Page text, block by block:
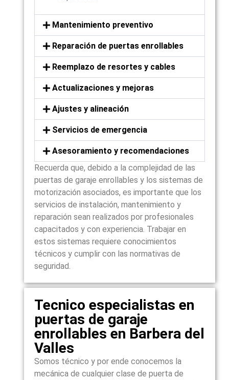
Mantenimiento preventivo
Reparación de puertas enrollables
Reemplazo de resortes y cables
Actualizaciones y mejoras
Ajustes y alineación
Servicios de emergencia
Asesoramiento y recomendaciones
Recuerda que, debido a la complejidad de las
puertas de garaje enrollables y los sistemas de
motorización asociados, es importante que los
servicios de instalación, mantenimiento y
reparación sean realizados por profesionales
capacitados y con experiencia. Trabajar en
estos sistemas requiere conocimientos
técnicos y cumplir con las normativas de
seguridad.
Tecnico especialistas en
puertas de garaje
enrollables en Barbera del
Valles
Somos técnico y por ende conocemos la
mecánica de cualquier clase de puerta de